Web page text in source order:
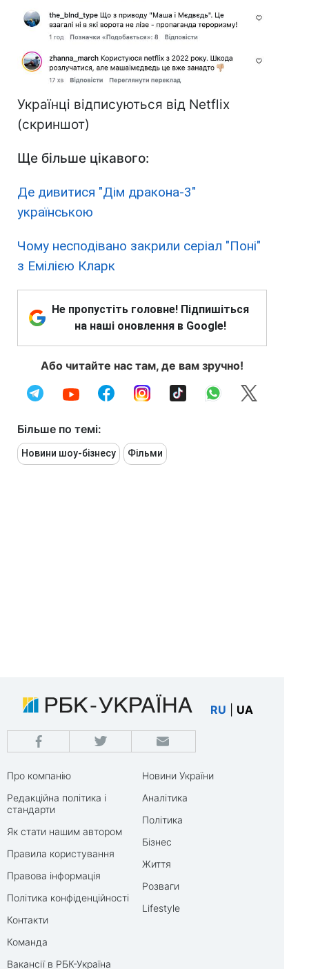
Українці відписуються від Netflix
(скриншот)
Ще більше цікавого:
Де дивитися "Дім дракона-3"
українською
Чому несподівано закрили серіал "Поні"
з Емілією Кларк
Не пропустіть головне! Підпишіться
на наші оновлення в Google!
Або читайте нас там, де вам зручно!
Більше по темі:
Новини шоу-бізнесу Фільми
RU UA
Про компанію
Редакційна політика і
стандарти
Як стати нашим автором
Правила користування
Правова інформація
Політика конфіденційності
Контакти
Команда
Вакансії в РБК-Україна
Новини України
Аналітика
Політика
Бізнес
Життя
Розваги
Lifestyle